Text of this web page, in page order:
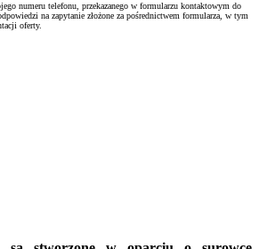
numeru telefonu, przekazanego w formularzu kontaktowym do
na zapytanie złożone za pośrednictwem formularza, w tym
oferty.